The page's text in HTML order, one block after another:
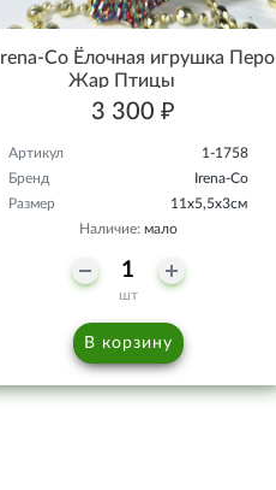
Irena-Co Ёлочная игрушка Перо
Жар Птицы
3 300 ₽
Артикул
1-1758
Бренд
Irena-Co
Размер
11х5,5х3см
Наличие: мало
шт
В корзину